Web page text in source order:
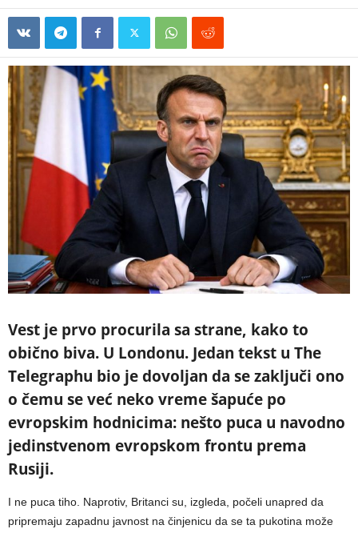
Vest je prvo procurila sa strane, kako to
obično biva. U Londonu. Jedan tekst u The
Telegraphu bio je dovoljan da se zaključi ono
o čemu se već neko vreme šapuće po
evropskim hodnicima: nešto puca u navodno
jedinstvenom evropskom frontu prema
Rusiji.
I ne puca tiho. Naprotiv, Britanci su, izgleda, počeli unapred da
pripremaju zapadnu javnost na činjenicu da se ta pukotina može